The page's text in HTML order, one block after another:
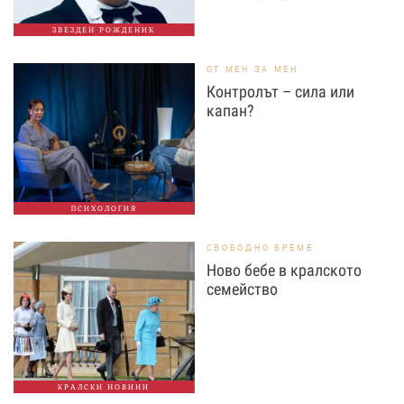
ЗВЕЗДЕН РОЖДЕНИК
ПСИХОЛОГИЯ
ОТ МЕН ЗА МЕН
Контролът – сила или
капан?
КРАЛСКИ НОВИНИ
СВОБОДНО ВРЕМЕ
Ново бебе в кралското
семейство